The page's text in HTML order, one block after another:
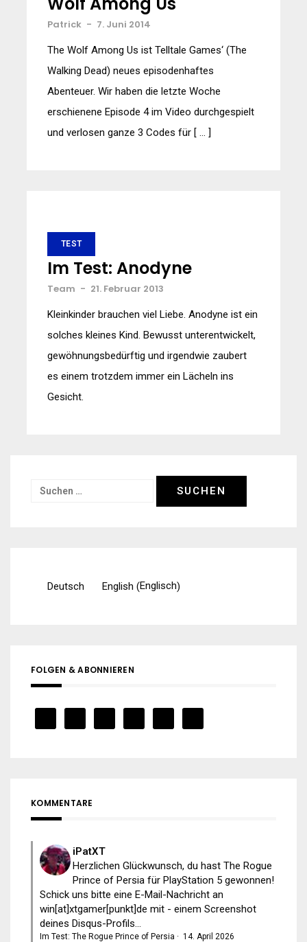
Patrick - 7. Juni 2014
The Wolf Among Us ist Telltale Games‘ (The
Walking Dead) neues episodenhaftes
Abenteuer. Wir haben die letzte Woche
erschienene Episode 4 im Video durchgespielt
und verlosen ganze 3 Codes für [ … ]
TEST
Im Test: Anodyne
Team - 21. Februar 2013
Kleinkinder brauchen viel Liebe. Anodyne ist ein
solches kleines Kind. Bewusst unterentwickelt,
gewöhnungsbedürftig und irgendwie zaubert
es einem trotzdem immer ein Lächeln ins
Gesicht.
Suchen
Deutsch English (Englisch)
FOLGEN & ABONNIEREN
KOMMENTARE
iPatXT
Herzlichen Glückwunsch, du hast The Rogue
Prince of Persia für PlayStation 5 gewonnen!
Schick uns bitte eine E-Mail-Nachricht an
win[at]xtgamer[punkt]de mit - einem Screenshot
deines Disqus-Profils...
Im Test: The Rogue Prince of Persia · 14. April 2026